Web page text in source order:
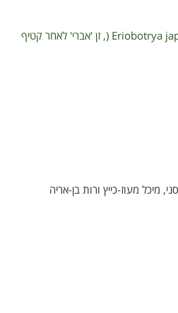
מיכל מעוז-כייץ ורות בן-אריה